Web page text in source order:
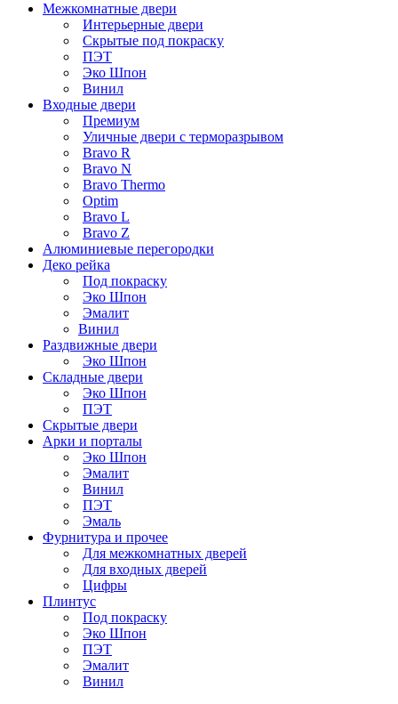
Межкомнатные двери
Интерьерные двери
Скрытые под покраску
ПЭТ
Эко Шпон
Винил
Входные двери
Премиум
Уличные двери с терморазрывом
Bravo R
Bravo N
Bravo Thermo
Optim
Bravo L
Bravo Z
Алюминиевые перегородки
Деко рейка
Под покраску
Эко Шпон
Эмалит
Винил
Раздвижные двери
Эко Шпон
Складные двери
Эко Шпон
ПЭТ
Скрытые двери
Арки и порталы
Эко Шпон
Эмалит
Винил
ПЭТ
Эмаль
Фурнитура и прочее
Для межкомнатных дверей
Для входных дверей
Цифры
Плинтус
Под покраску
Эко Шпон
ПЭТ
Эмалит
Винил